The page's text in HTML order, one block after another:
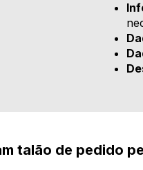
talão de pedido